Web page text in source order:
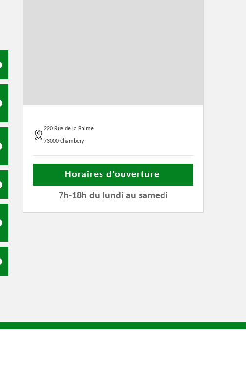
220 Rue de la Balme
73000 Chambery
Horaires d'ouverture
7h-18h du lundi au samedi